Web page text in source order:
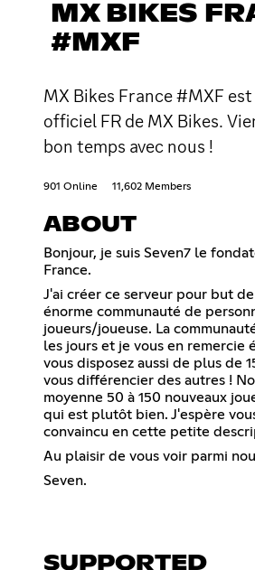
MX BIKES
#MXF
MX Bikes France #MXF
officiel FR de MX Bikes.
bon temps avec nous !
901 Online 11,602 Members
ABOUT
Bonjour, je suis Seven7 le
France.
J'ai créer ce serveur pour but
énorme communauté de
joueurs/joueuse. La
les jours et je vous en remercie
vous disposez aussi de plus de
vous différencier des autres !
moyenne 50 à 150 nouveaux
qui est plutôt bien. J'espère
convaincu en cette petite
Au plaisir de vous voir parmi
Seven.
SUPPORTED